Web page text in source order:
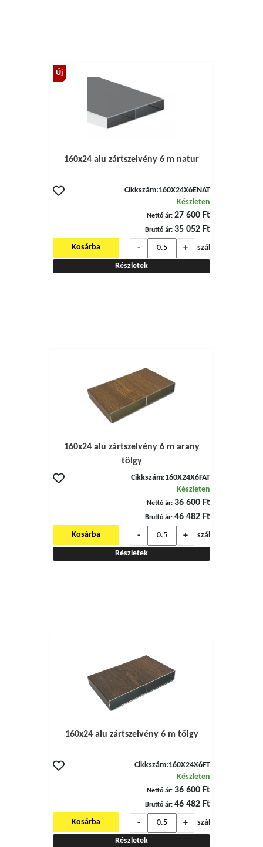
Új
160x24 alu zártszelvény 6 m natur
Cikkszám:160X24X6ENAT
Készleten
Nettó ár: 27 600 Ft
Bruttó ár: 35 052 Ft
-
+ szál
Kosárba
Részletek
160x24 alu zártszelvény 6 m arany
tölgy
Cikkszám:160X24X6FAT
Készleten
Nettó ár: 36 600 Ft
Bruttó ár: 46 482 Ft
-
+ szál
Kosárba
Részletek
160x24 alu zártszelvény 6 m tölgy
Cikkszám:160X24X6FT
Készleten
Nettó ár: 36 600 Ft
Bruttó ár: 46 482 Ft
-
+ szál
Kosárba
Részletek